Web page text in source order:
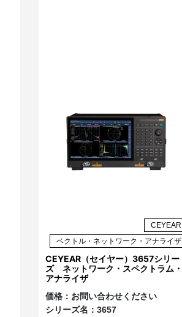
CEYEAR
ベクトル・ネットワーク・アナライザ
CEYEAR（セイヤー）3657シリー
ズ ネットワーク・スペクトラム・
アナライザ
価格： お問い合わせください
シリーズ名： 3657